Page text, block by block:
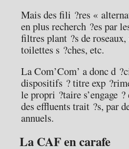
Mais des fili ?res «
en plus recherch ?es par
filtres plant ?s de
toilettes s ?ches, etc.
La Com’Com’ a donc d
dispositifs ? titre exp
le propri ?taire s’engage
des effluents trait ?s, par
annuels.
La CAF en carafe